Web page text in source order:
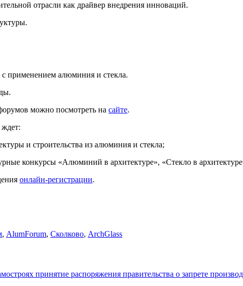
отрасли как драйвер внедрения инноваций.
с применением алюминия и стекла.
можно посмотреть на сайте.
и строительства из алюминия и стекла;
конкурсы «Алюминий в архитектуре», «Стекло в
онлайн-регистрации.
, AlumForum, Сколково, ArchGlass
принятие распоряжения правительства о запрете